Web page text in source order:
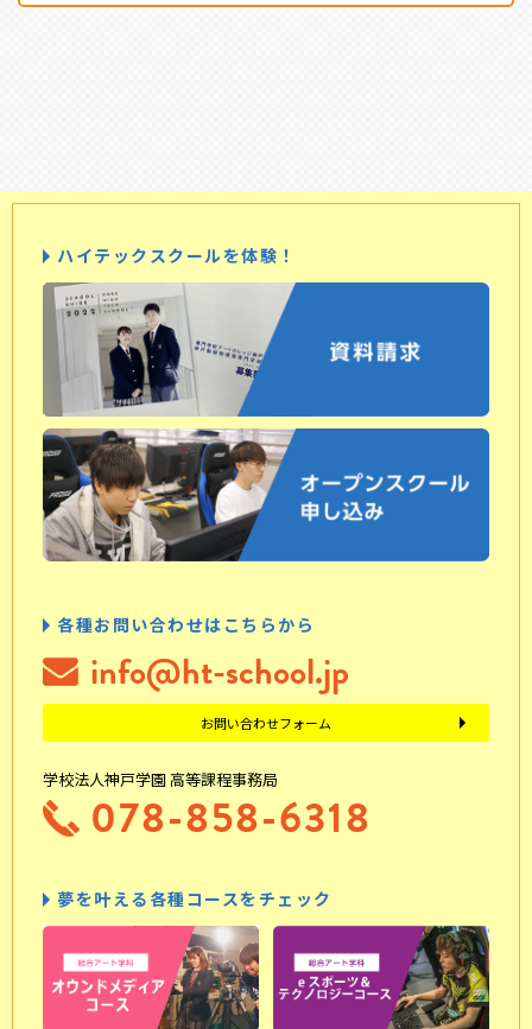
ハイテックスクールを体験！
各種お問い合わせはこちらから
info@ht-school.jp
お問い合わせフォーム
学校法人神戸学園 高等課程事務局
078-858-6318
夢を叶える各種コースをチェック